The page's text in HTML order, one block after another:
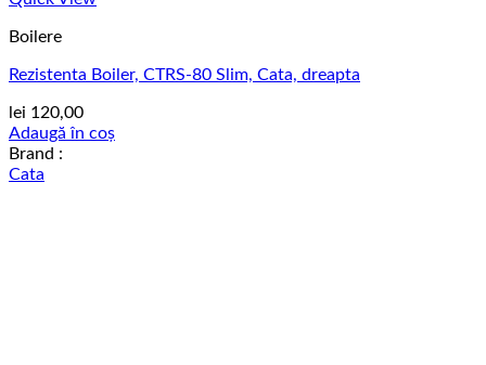
Boilere
Rezistenta Boiler, CTRS-80 Slim, Cata, dreapta
lei 120,00
Adaugă în coș
Brand :
Cata